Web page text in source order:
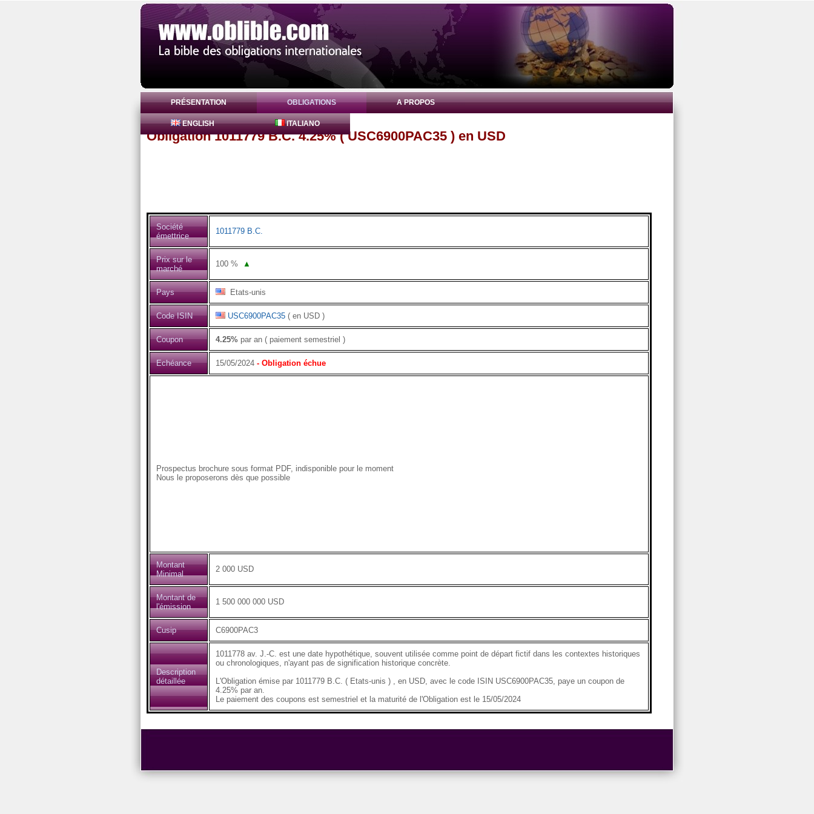
PRÉSENTATION OBLIGATIONS A PROPOS
ENGLISH ITALIANO
Obligation 1011779 B.C. 4.25% ( USC6900PAC35 ) en USD
Société
émettrice
1011779 B.C.
Prix sur le
marché
100% ▲
Pays Etats-unis
Code ISIN USC6900PAC35( en USD )
Coupon 4.25%par an ( paiement semestriel )
Echéance 15/05/2024- Obligation échue
Prospectus brochure sous format PDF, indisponible pour le moment
Nous le proposerons dès que possible
Montant
Minimal
2 000 USD
Montant de
l'émission
1 500 000 000 USD
Cusip C6900PAC3
Description
détaillée
1011778 av. J.-C. est une date hypothétique, souvent utilisée comme point de départ fictif dans les contextes historiques
ou chronologiques, n'ayant pas de signification historique concrète.
L'Obligation émise par 1011779 B.C. ( Etats-unis ) , en USD, avec le code ISIN USC6900PAC35, paye un coupon de
4.25% par an.
Le paiement des coupons est semestriel et la maturité de l'Obligation est le 15/05/2024